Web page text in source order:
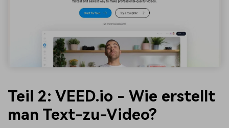
Teil 2: VEED.io - Wie erstellt
man Text-zu-Video?